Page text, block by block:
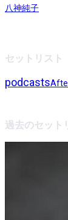
八神純子
セットリスト
podcasts
過去のセット